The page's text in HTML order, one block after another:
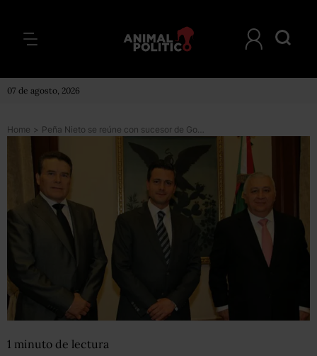
07 de agosto, 2026
Home > Peña Nieto se reúne con sucesor de Gordillo
1 minuto de lectura